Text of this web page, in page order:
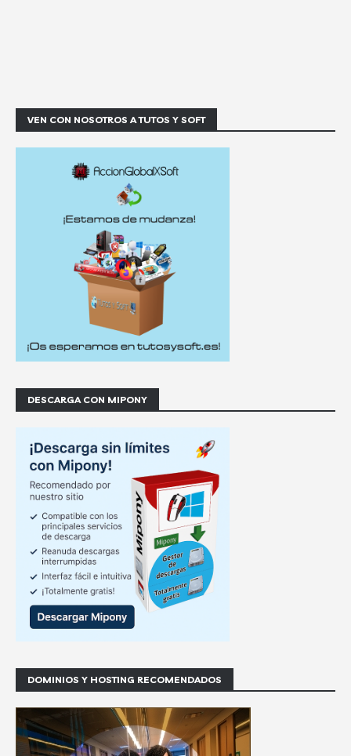
VEN CON NOSOTROS A TUTOS Y SOFT
DESCARGA CON MIPONY
DOMINIOS Y HOSTING RECOMENDADOS